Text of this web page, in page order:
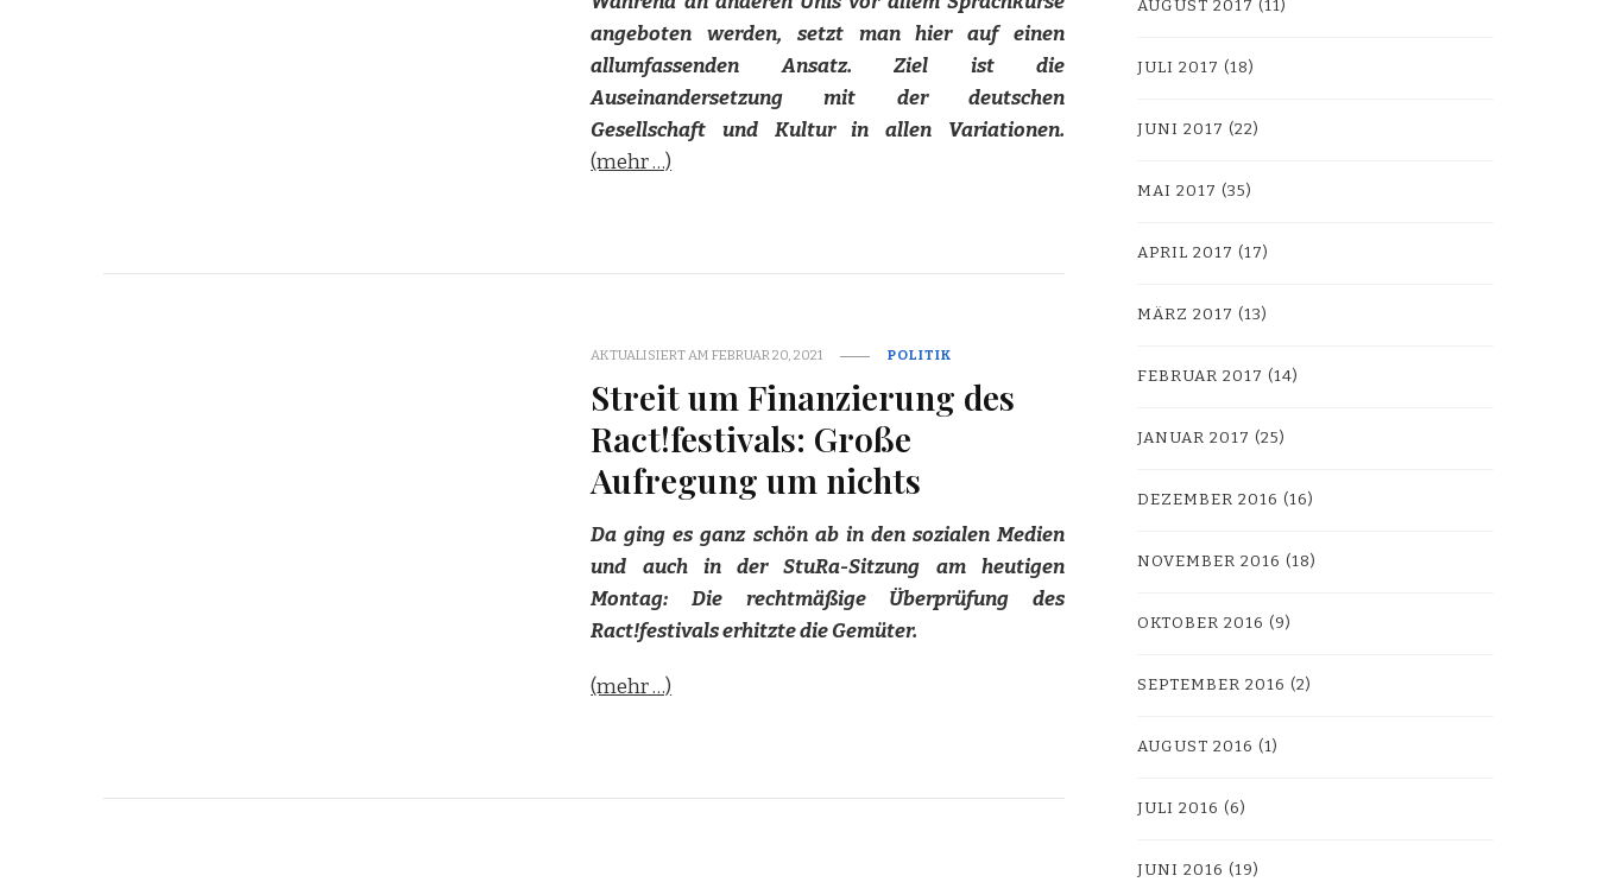
angeboten werden, setzt man hier auf einen
allumfassenden Ansatz. Ziel ist die
Auseinandersetzung mit der deutschen
Gesellschaft und Kultur in allen Variationen.
(mehr …)
AKTUALISIERT AMFEBRUAR 20, 2021 POLITIK
Streit um Finanzierung des
Ract!festivals: Große
Aufregung um nichts
Da ging es ganz schön ab in den sozialen Medien
und auch in der StuRa-Sitzung am heutigen
Montag: Die rechtmäßige Überprüfung des
Ract!festivals erhitzte die Gemüter.
(mehr …)
AUGUST 2017 (11)
JULI 2017 (18)
JUNI 2017 (22)
MAI 2017 (35)
APRIL 2017 (17)
MÄRZ 2017 (13)
FEBRUAR 2017 (14)
JANUAR 2017 (25)
DEZEMBER 2016 (16)
NOVEMBER 2016 (18)
OKTOBER 2016 (9)
SEPTEMBER 2016 (2)
AUGUST 2016 (1)
JULI 2016 (6)
JUNI 2016 (19)